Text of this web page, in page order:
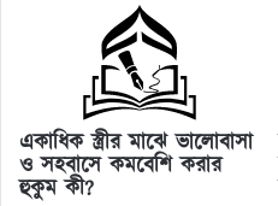
একাধিক স্ত্রীর মাঝে ভালোবাসা
ও সহবাসে কমবেশি করার
হুকুম কী?